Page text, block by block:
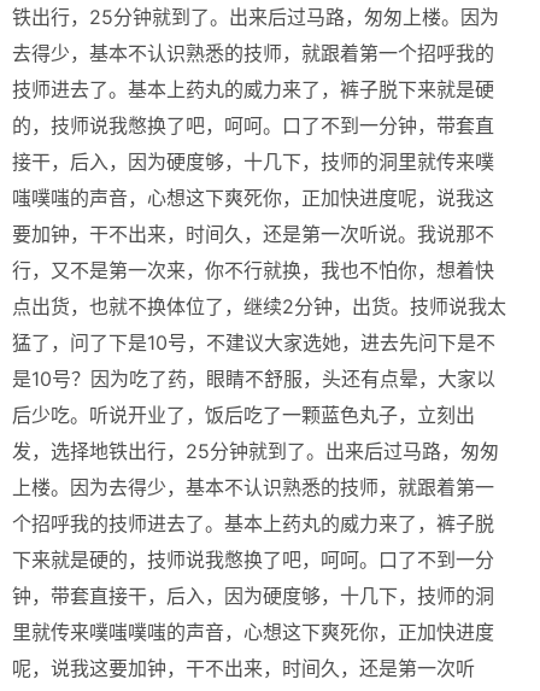
铁出行，25分钟就到了。出来后过马路，匆匆上楼。因为
去得少，基本不认识熟悉的技师，就跟着第一个招呼我的
技师进去了。基本上药丸的威力来了，裤子脱下来就是硬
的，技师说我憋换了吧，呵呵。口了不到一分钟，带套直
接干，后入，因为硬度够，十几下，技师的洞里就传来噗
嗤噗嗤的声音，心想这下爽死你，正加快进度呢，说我这
要加钟，干不出来，时间久，还是第一次听说。我说那不
行，又不是第一次来，你不行就换，我也不怕你，想着快
点出货，也就不换体位了，继续2分钟，出货。技师说我太
猛了，问了下是10号，不建议大家选她，进去先问下是不
是10号？因为吃了药，眼睛不舒服，头还有点晕，大家以
后少吃。听说开业了，饭后吃了一颗蓝色丸子，立刻出
发，选择地铁出行，25分钟就到了。出来后过马路，匆匆
上楼。因为去得少，基本不认识熟悉的技师，就跟着第一
个招呼我的技师进去了。基本上药丸的威力来了，裤子脱
下来就是硬的，技师说我憋换了吧，呵呵。口了不到一分
钟，带套直接干，后入，因为硬度够，十几下，技师的洞
里就传来噗嗤噗嗤的声音，心想这下爽死你，正加快进度
呢，说我这要加钟，干不出来，时间久，还是第一次听